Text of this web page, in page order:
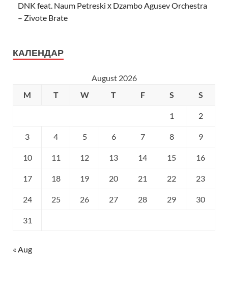
DNK feat. Naum Petreski х Dzambo Agusev Orchestra
– Zivote Brate
КАЛЕНДАР
August 2026
M
T W T F S S
1 2
3 4 5 6 7 8 9
10 11 12 13 14 15 16
17 18 19 20 21 22 23
24 25 26 27 28 29 30
31
« Aug